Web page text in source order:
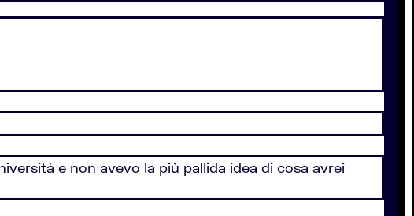
e non avevo la più pallida idea di cosa avrei